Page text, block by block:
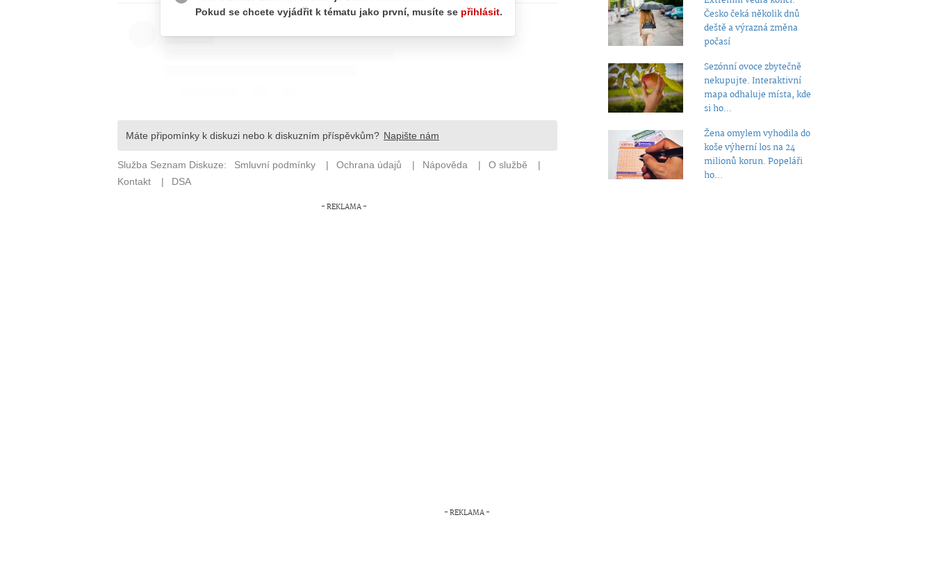
Česko čeká několik dnů
deště a výrazná změna
počasí
Sezónní ovoce zbytečně
nekupujte. Interaktivní
mapa odhaluje místa, kde
si ho...
Žena omylem vyhodila do
koše výherní los na 24
milionů korun. Popeláři
ho...